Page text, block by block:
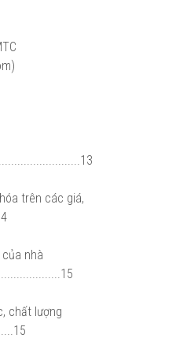
trên các giá,
nhà
chất lượng